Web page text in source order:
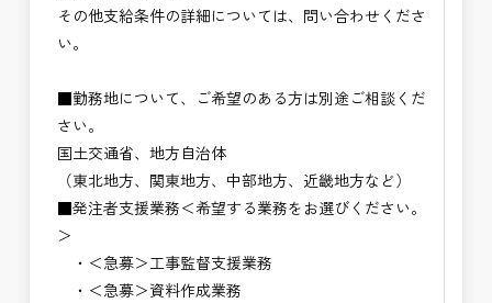
その他支給条件の詳細については、問い合わせくださ
い。
■勤務地について、ご希望のある方は別途ご相談くだ
さい。
国土交通省、地方自治体
（東北地方、関東地方、中部地方、近畿地方など）
■発注者支援業務＜希望する業務をお選びください。
＞
・＜急募＞工事監督支援業務
・＜急募＞資料作成業務